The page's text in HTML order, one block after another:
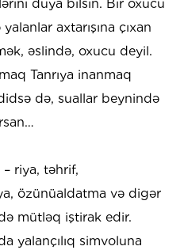
duya bilsin. Bir oxucu
axtarışına çıxan
əslində, oxucu deyil.
Tanrıya inanmaq
də, suallar beynində
– riya, təhrif,
özünüaldatma və digər
mütləq iştirak edir.
yalançılıq simvoluna